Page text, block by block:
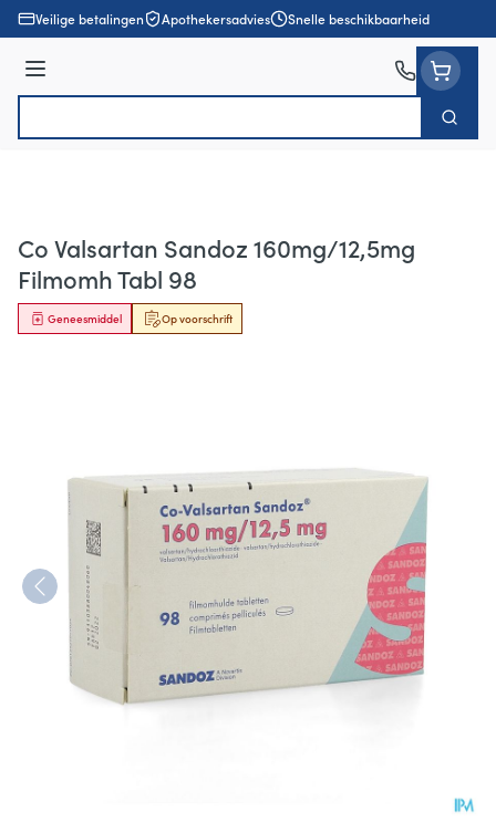
Ga naar de inhoud
Veilige betalingen Apothekersadvies Snelle beschikbaarheid
Menu
Zoek
Co Valsartan Sandoz 160mg/12,5mg
Filmomh Tabl 98
Op voorschrift
Geneesmiddel